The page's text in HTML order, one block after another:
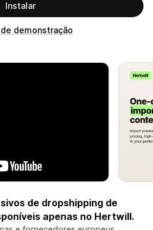
Instalar
demonstração
de dropshipping de
apenas no Hertwill.